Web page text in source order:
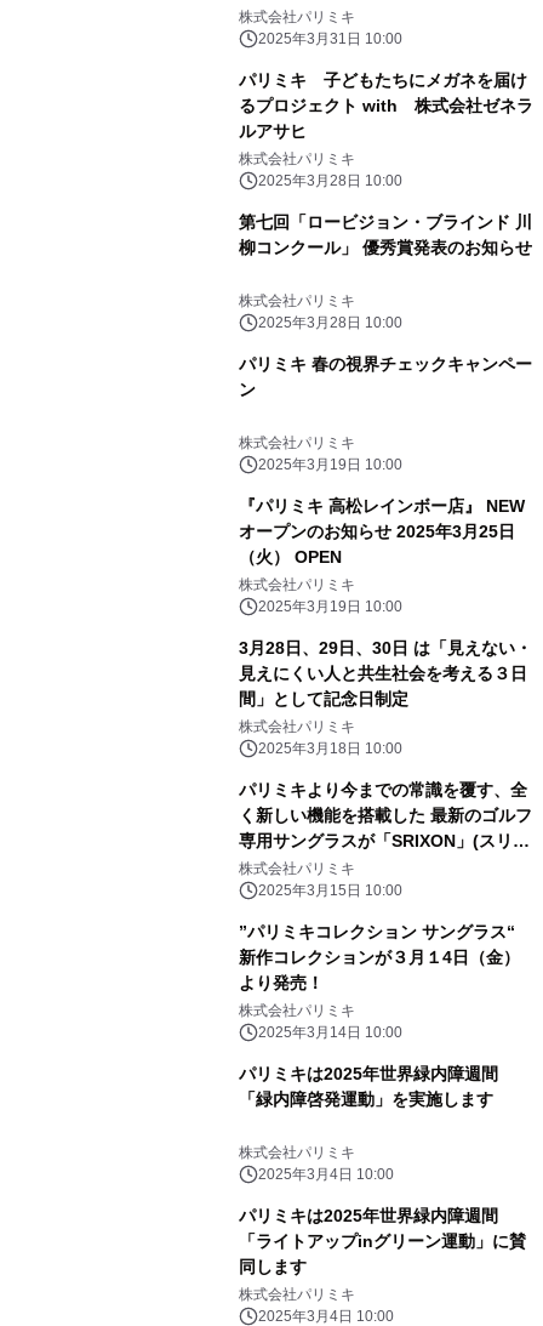
株式会社パリミキ
2025年3月31日 10:00
パリミキ 子どもたちにメガネを届け
るプロジェクト with 株式会社ゼネラ
ルアサヒ
株式会社パリミキ
2025年3月28日 10:00
第七回「ロービジョン・ブラインド 川
柳コンクール」 優秀賞発表のお知らせ
株式会社パリミキ
2025年3月28日 10:00
パリミキ 春の視界チェックキャンペー
ン
株式会社パリミキ
2025年3月19日 10:00
『パリミキ 高松レインボー店』 NEW
オープンのお知らせ 2025年3月25日
（火） OPEN
株式会社パリミキ
2025年3月19日 10:00
3月28日、29日、30日 は「見えない・
見えにくい人と共生社会を考える３日
間」として記念日制定
株式会社パリミキ
2025年3月18日 10:00
パリミキより今までの常識を覆す、全
く新しい機能を搭載した 最新のゴルフ
専用サングラスが「SRIXON」(スリク
ソン) のブランド名を冠し、新たに登
場！
株式会社パリミキ
2025年3月15日 10:00
”パリミキコレクション サングラス“
新作コレクションが３月１4日（金）
より発売！
株式会社パリミキ
2025年3月14日 10:00
パリミキは2025年世界緑内障週間
「緑内障啓発運動」を実施します
株式会社パリミキ
2025年3月4日 10:00
パリミキは2025年世界緑内障週間
「ライトアップinグリーン運動」に賛
同します
株式会社パリミキ
2025年3月4日 10:00